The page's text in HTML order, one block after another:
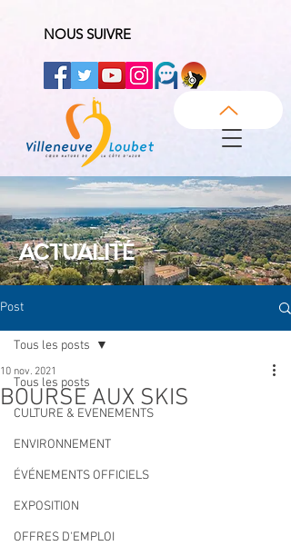
NOUS SUIVRE
ACTUALITÉ
Post
Tous les posts
CULTURE & EVENEMENTS
ENVIRONNEMENT
ÉVÉNEMENTS OFFICIELS
EXPOSITION
OFFRES D'EMPLOI
Tous les posts
BOURSE AUX SKIS
10 nov. 2021